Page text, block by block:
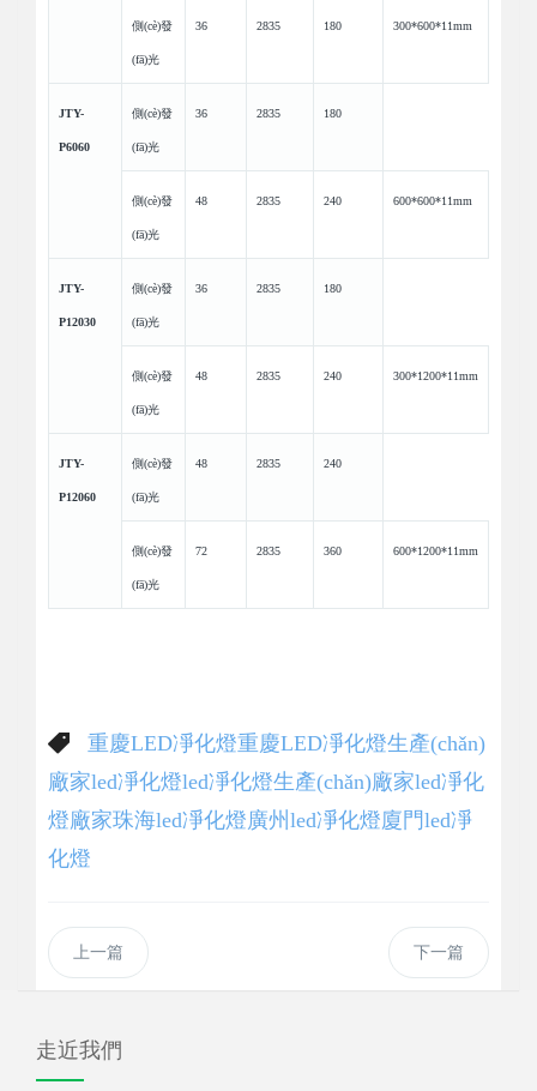
側(cè)發
(fā)光
36 2835 180 300*600*11mm
JTY-
P6060
側(cè)發
(fā)光
36 2835 180
側(cè)發
(fā)光
48 2835 240 600*600*11mm
JTY-
P12030
側(cè)發
(fā)光
36 2835 180
側(cè)發
(fā)光
48 2835 240 300*1200*11mm
JTY-
P12060
側(cè)發
(fā)光
48 2835 240
側(cè)發
(fā)光
72 2835 360 600*1200*11mm
重慶LED凈化燈重慶LED凈化燈生產(chǎn)
廠家led凈化燈led凈化燈生產(chǎn)廠家led凈化
燈廠家珠海led凈化燈廣州led凈化燈廈門led凈
化燈
上一篇 下一篇
走近我們